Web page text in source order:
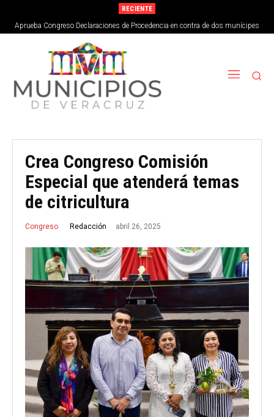
RECIENTE
Aprueba Congreso Declaraciones de Procedencia en contra de dos munícipes
Crea Congreso Comisión
Especial que atenderá temas
de citricultura
Congreso Redacción abril 26, 2025